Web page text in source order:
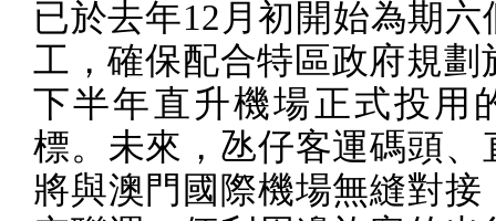
已於去年12 月初開始為期六
工，確保配合特區政府規劃
下半年直升機場正式投用
標。未來，氹仔客運碼頭、
將與澳門國際機場無縫對接